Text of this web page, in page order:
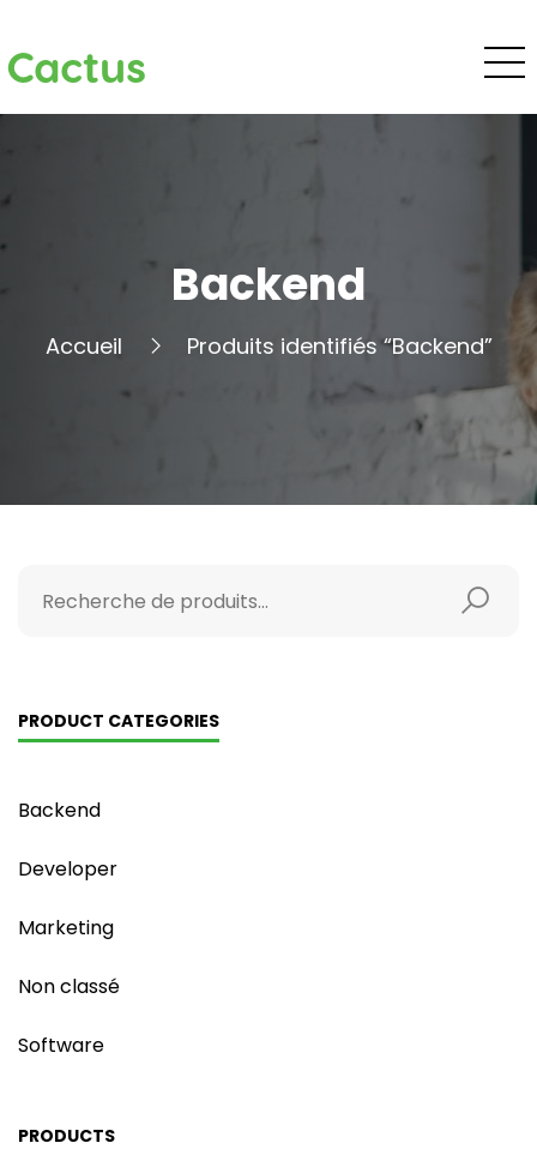
Cactus
Backend
Accueil Produits identifiés “Backend”
PRODUCT CATEGORIES
Backend
Developer
Marketing
Non classé
Software
PRODUCTS